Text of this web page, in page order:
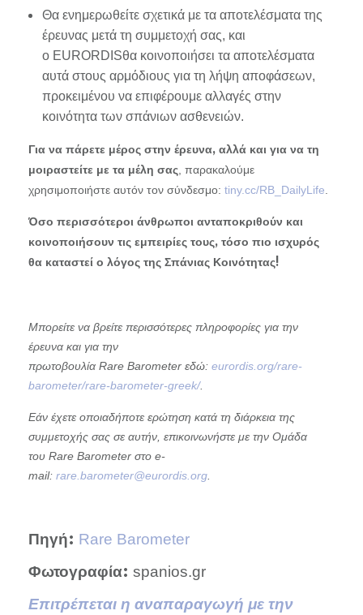
Θα ενημερωθείτε σχετικά με τα αποτελέσματα της
έρευνας μετά τη συμμετοχή σας, και
ο EURORDISθα κοινοποιήσει τα αποτελέσματα
αυτά στους αρμόδιους για τη λήψη αποφάσεων,
προκειμένου να επιφέρουμε αλλαγές στην
κοινότητα των σπάνιων ασθενειών.
Για να πάρετε μέρος στην έρευνα, αλλά και για να τη
μοιραστείτε με τα μέλη σας , παρακαλούμε
χρησιμοποιήστε αυτόν τον σύνδεσμο: tiny.cc/RB_DailyLife
Όσο περισσότεροι άνθρωποι ανταποκριθούν και
κοινοποιήσουν τις εμπειρίες τους, τόσο πιο ισχυρός
θα καταστεί ο λόγος της Σπάνιας Κοινότητας!
Μπορείτε να βρείτε περισσότερες πληροφορίες για την
έρευνα και για την
πρωτοβουλία Rare Barometer εδώ: eurordis.org/rare-
barometer/rare-barometer-greek/.
Εάν έχετε οποιαδήποτε ερώτηση κατά τη διάρκεια της
συμμετοχής σας σε αυτήν, επικοινωνήστε με την Ομάδα
του Rare Barometer στο e-
mail: rare.barometer@eurordis.org
Πηγή: Rare Barometer
Φωτογραφία: spanios.gr
Επιτρέπεται η αναπαραγωγή με την